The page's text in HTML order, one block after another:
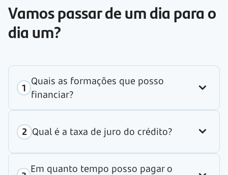
Vamos passar de um dia para o
dia um?
Quais as formações que posso
financiar?
Qual é a taxa de juro do crédito?
Em quanto tempo posso pagar o